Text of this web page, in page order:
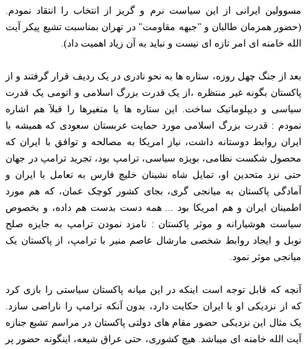
مسوولین ایرانی از این سیاست نرم و گریز از انتخاب را انتقاد نمودم.
(حضور همزمان طالبان و "جبهه مقاومت" در تهران بمناسبت تشیع پیکر آیت
الله خامنه ای امر تازه ای نیست و نباید به آن زیاد اهمیت داد).
بعد از جنگ چهل روزه، ستاره ها به نحو نادری در یک ردیف قرار گرفتند و از
پاکستان بگونه غیر منتظره ،از یک قدرت بزرگ اسلامی و اتومی یک قدرت
سیاسی و دیپلوماتیک ساخت. این ستاره ها یا متغیرها را قبلآ هم اشاره
نمودم : قدرت بزرگ اسلامی مورد حمایت عربستان سعودی که همیشه با
ایران روابط دوستانه داشت، نیاز امریکا به مصالحه و توافق با ایران که
محصول شکست نظامی، بویژه سیاسی، ترامپ بود، تجرید ترامپ در جهان
حتی نزد متحدین او، تمایل شاه نشینان خلیچ فارس به تعامل با ایران و
آمادگی پاکستان به میانجی گری، بجای کشور کوچک عمان، که هم مورد
اطمینان ایران و هم امریکا بود ... همه دست بدست هم داده، و بخصوص
سیاست هوشیارانه و موثر پاکستان : نامزد نمودن ترامپ به جایزه صلح
نوبل و ایجاد روابط شخصی مارشال عاصم منیر با ترامپ، از پاکستان یک
میانجی موثر نمود.
آنچه که قابل توجه است اینکه در این میانه پاکستان سیاستی را بازی کرد
که از نزدیکی او با ایران حکایت دارد، بدون آنکه ترامپ را ناراضی سازد.
یک مثال این نزدیکی حضور مقام های دولتی پاکستان در مراسم تشیع جنازه
آیت الله خامنه ای میباشد. هیچ کشوری، حتی عراق شیعه، اینگونه حضور پر